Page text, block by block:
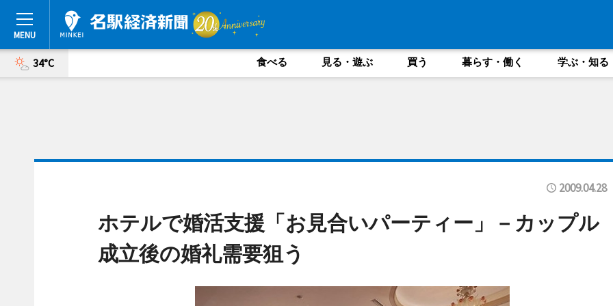
34°C 食べる 見る・遊ぶ 買う 暮らす・働く 学ぶ・知る
2009.04.28
ホテルで婚活支援「お見合いパーティー」－カップル
成立後の婚礼需要狙う